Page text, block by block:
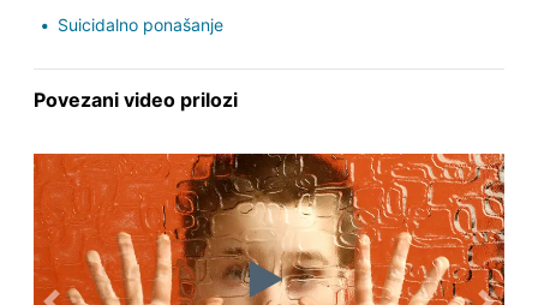
Suicidalno ponašanje
Povezani video prilozi